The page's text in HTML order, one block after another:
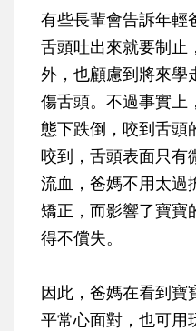
有些長輩會告訴年輕
舌頭吐出來就要制止
外，也顧慮到將來學
傷舌頭。不過事實上
態下跌倒，咬到舌頭
咬到，舌頭表面只有
流血，爸媽不用太過
矯正，而影響了寶寶
得不償失。
因此，爸媽在看到寶
平常心面對，也可用